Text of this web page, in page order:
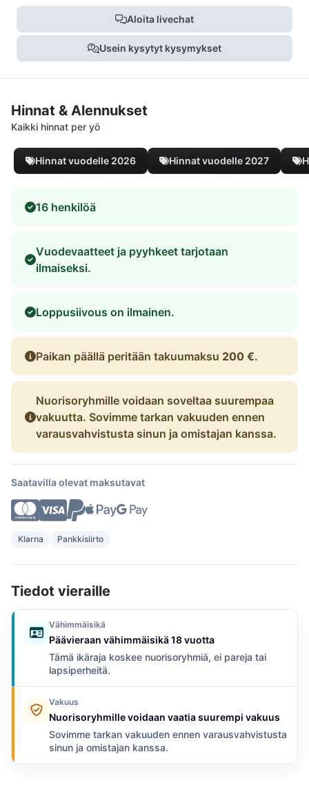
Aloita livechat
Usein kysytyt kysymykset
Hinnat & Alennukset
Kaikki hinnat per yö
Hinnat vuodelle 2026 Hinnat vuodelle 2027
16 henkilöä
Vuodevaatteet ja pyyhkeet tarjotaan
ilmaiseksi.
Loppusiivous on ilmainen.
Paikan päällä peritään takuumaksu 200 €.
Nuorisoryhmille voidaan soveltaa suurempaa
vakuutta. Sovimme tarkan vakuuden ennen
varausvahvistusta sinun ja omistajan kanssa.
Saatavilla olevat maksutavat
Klarna Pankkisiirto
Tiedot vieraille
Vähimmäisikä
Päävieraan vähimmäisikä 18 vuotta
Tämä ikäraja koskee nuorisoryhmiä, ei pareja tai
lapsiperheitä.
Vakuus
Nuorisoryhmille voidaan vaatia suurempi vakuus
Sovimme tarkan vakuuden ennen varausvahvistusta
sinun ja omistajan kanssa.